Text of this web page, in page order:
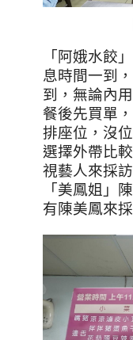
「阿娥水餃
息時間一到
到，無論內
餐後先買單
排座位，沒
選擇外帶比
視藝人來採
「美鳳姐」
有陳美鳳來